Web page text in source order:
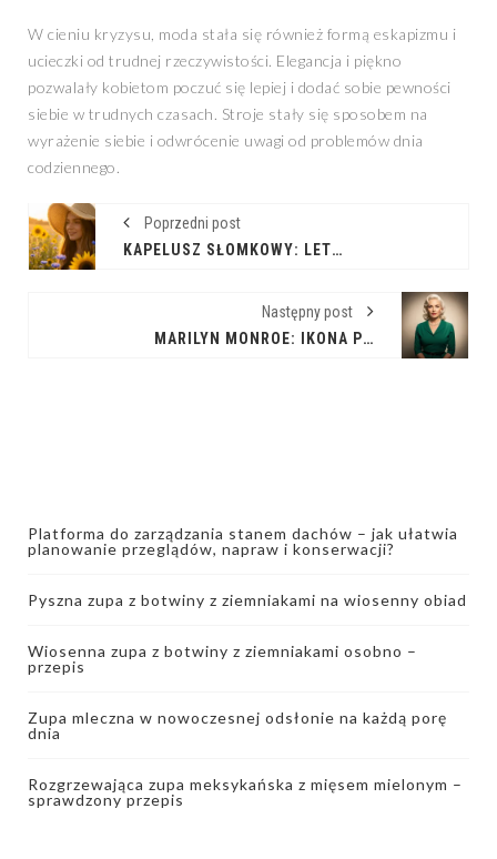
W cieniu kryzysu, moda stała się również formą eskapizmu i
ucieczki od trudnej rzeczywistości. Elegancja i piękno
pozwalały kobietom poczuć się lepiej i dodać sobie pewności
siebie w trudnych czasach. Stroje stały się sposobem na
wyrażenie siebie i odwrócenie uwagi od problemów dnia
codziennego.
Poprzedni post
KAPELUSZ SŁOMKOWY: LETNI SZYK I OCHRONA PRZED SŁOŃCEM
Następny post
MARILYN MONROE: IKONA PIĘKNA I NIEŚMIERTELNY SEKSAPIL
Platforma do zarządzania stanem dachów – jak ułatwia
planowanie przeglądów, napraw i konserwacji?
Pyszna zupa z botwiny z ziemniakami na wiosenny obiad
Wiosenna zupa z botwiny z ziemniakami osobno –
przepis
Zupa mleczna w nowoczesnej odsłonie na każdą porę
dnia
Rozgrzewająca zupa meksykańska z mięsem mielonym –
sprawdzony przepis